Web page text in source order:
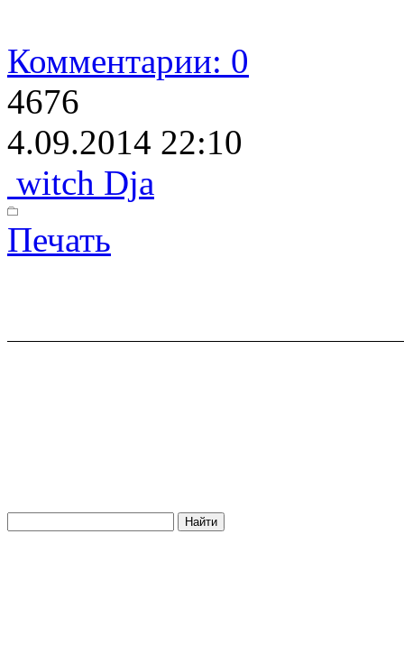
Комментарии: 0
4676
4.09.2014 22:10
witch Dja
Печать